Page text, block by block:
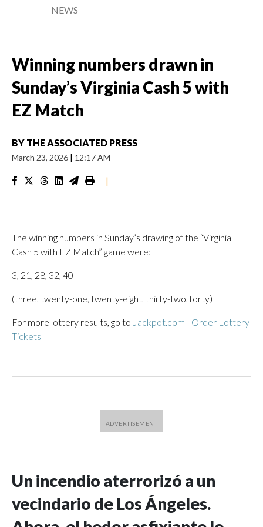
NEWS
Winning numbers drawn in
Sunday’s Virginia Cash 5 with
EZ Match
BY THE ASSOCIATED PRESS
March 23, 2026 | 12:17 AM
|
The winning numbers in Sunday’s drawing of the “Virginia
Cash 5 with EZ Match” game were:
3, 21, 28, 32, 40
(three, twenty-one, twenty-eight, thirty-two, forty)
For more lottery results, go to Jackpot.com | Order Lottery
Tickets
Un incendio aterrorizó a un
vecindario de Los Ángeles.